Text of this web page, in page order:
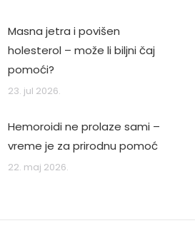
Masna jetra i povišen
holesterol – može li biljni čaj
pomoći?
23. jul 2026.
Hemoroidi ne prolaze sami –
vreme je za prirodnu pomoć
22. maj 2026.